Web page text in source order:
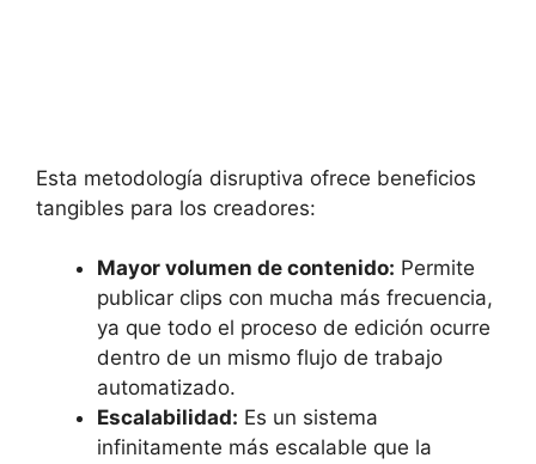
Esta metodología disruptiva ofrece beneficios
tangibles para los creadores:
Mayor volumen de contenido: Permite
publicar clips con mucha más frecuencia,
ya que todo el proceso de edición ocurre
dentro de un mismo flujo de trabajo
automatizado.
Escalabilidad: Es un sistema
infinitamente más escalable que la